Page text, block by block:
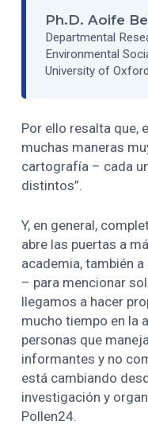
Ph.D. Aoife
Departmental
Environmental
University of Oxford
Por ello resalta que,
muchas maneras
cartografía – cada
distintos”.
Y, en general,
abre las puertas a
academia, también
– para mencionar
llegamos a hacer
mucho tiempo en la
personas que
informantes y no
está cambiando
investigación y
Pollen24.